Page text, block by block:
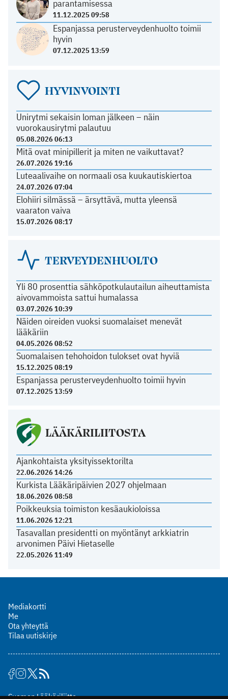
parantamisessa
11.12.2025 09:58
Espanjassa perusterveydenhuolto toimii
hyvin
07.12.2025 13:59
HYVINVOINTI
Unirytmi sekaisin loman jälkeen – näin
vuorokausirytmi palautuu
05.08.2026 06:13
Mitä ovat minipillerit ja miten ne vaikuttavat?
26.07.2026 19:16
Luteaalivaihe on normaali osa kuukautiskiertoa
24.07.2026 07:04
Elohiiri silmässä – ärsyttävä, mutta yleensä
vaaraton vaiva
15.07.2026 08:17
TERVEYDENHUOLTO
Yli 80 prosenttia sähköpotkulautailun aiheuttamista
aivovammoista sattui humalassa
03.07.2026 10:39
Näiden oireiden vuoksi suomalaiset menevät
lääkäriin
04.05.2026 08:52
Suomalaisen tehohoidon tulokset ovat hyviä
15.12.2025 08:19
Espanjassa perusterveydenhuolto toimii hyvin
07.12.2025 13:59
LÄÄKÄRILIITOSTA
Ajankohtaista yksityissektorilta
22.06.2026 14:26
Kurkista Lääkäripäivien 2027 ohjelmaan
18.06.2026 08:58
Poikkeuksia toimiston kesäaukioloissa
11.06.2026 12:21
Tasavallan presidentti on myöntänyt arkkiatrin
arvonimen Päivi Hietaselle
22.05.2026 11:49
Mediakortti
Me
Ota yhteyttä
Tilaa uutiskirje
Suomen Lääkäriliitto